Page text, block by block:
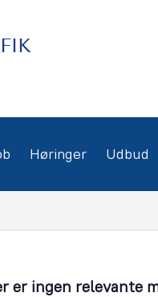
Høringer Udbud
er ingen relevante